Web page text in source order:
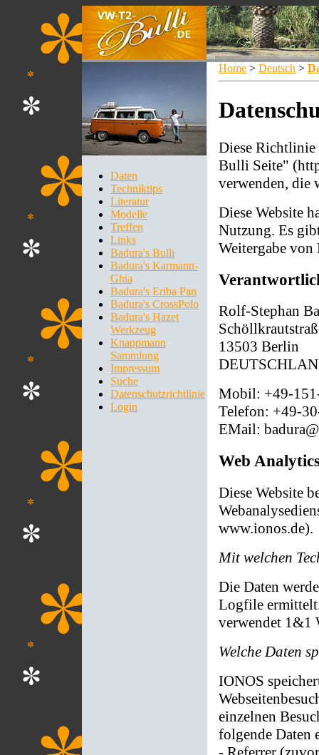
Daten
Techniktips
Literatur
Modelle
Treffen
Links
Badura's Bulli
Badura's Karmann-
Ghia
Badura's Eriba Pan
Badura's CrossPolo
Badura's Hazet
Werkzeug
Knappmann
Sammlung
Impressum
Suche
Datenschutzrichtlinie
Login
Home > Deutsch >
Diese Richtlinie
Bulli Seite"
verwenden, die
Diese Website
Nutzung. Es
Weitergabe von
Rolf-Stephan
13503 Berlin
Mobil: +49-
Telefon: +49-
EMail:
Web
Diese Website
www.ionos.de).
Mit welchen
Die Daten
Logfile
verwendet 1&1
Welche Daten
IONOS
einzelnen
folgende Daten